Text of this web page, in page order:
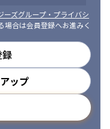
ーズグループ・プライバシ
場合は会員登録へお進みく
ップ